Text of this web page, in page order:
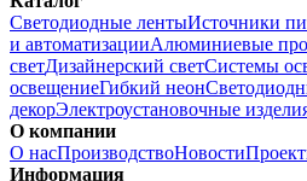
Светодиодные лентыИсточники
и автоматизацииАлюминиевые
светДизайнерский светСистемы
освещениеГибкий неон
декорЭлектроустановочные
О компании
О насПроизводствоНовости
Информация